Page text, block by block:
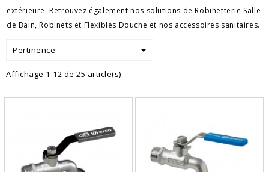
extérieure. Retrouvez également nos solutions deRobinetterie Salle
de Bain, Robinets et Flexibles Douche et nos accessoires sanitaires.
Pertinence 
Affichage 1-12 de 25 article(s)